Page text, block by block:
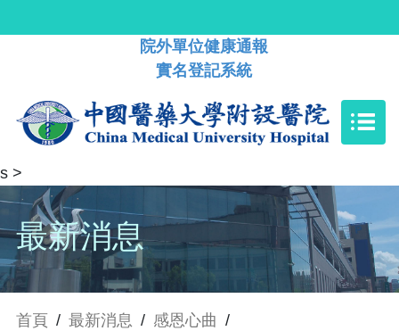
院外單位健康通報
實名登記系統
s >
最新消息
首頁 / 最新消息 / 感恩心曲 /